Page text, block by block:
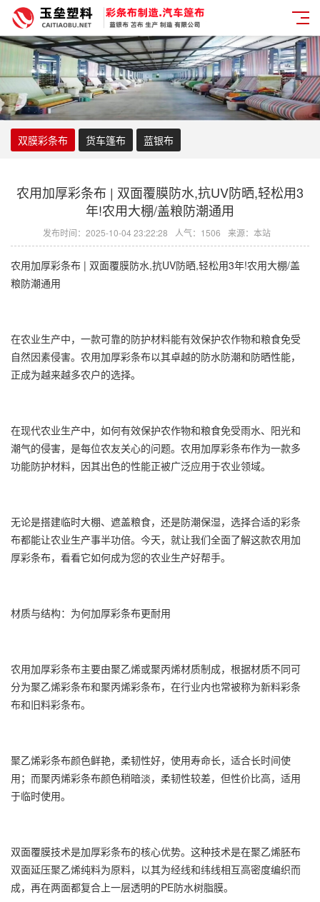
双膜彩条布 货车篷布 蓝银布
农用加厚彩条布 | 双面覆膜防水,抗UV防晒,轻松用3
年!农用大棚/盖粮防潮通用
发布时间：2025-10-04 23:22:28 人气：1506 来源：本站
农用加厚彩条布 | 双面覆膜防水,抗UV防晒,轻松用3年!农用大棚/盖
粮防潮通用
在农业生产中，一款可靠的防护材料能有效保护农作物和粮食免受
自然因素侵害。农用加厚彩条布以其卓越的防水防潮和防晒性能，
正成为越来越多农户的选择。
在现代农业生产中，如何有效保护农作物和粮食免受雨水、阳光和
潮气的侵害，是每位农友关心的问题。农用加厚彩条布作为一款多
功能防护材料，因其出色的性能正被广泛应用于农业领域。
无论是搭建临时大棚、遮盖粮食，还是防潮保湿，选择合适的彩条
布都能让农业生产事半功倍。今天，就让我们全面了解这款农用加
厚彩条布，看看它如何成为您的农业生产好帮手。
材质与结构：为何加厚彩条布更耐用
农用加厚彩条布主要由聚乙烯或聚丙烯材质制成，根据材质不同可
分为聚乙烯彩条布和聚丙烯彩条布，在行业内也常被称为新料彩条
布和旧料彩条布。
聚乙烯彩条布颜色鲜艳，柔韧性好，使用寿命长，适合长时间使
用；而聚丙烯彩条布颜色稍暗淡，柔韧性较差，但性价比高，适用
于临时使用。
双面覆膜技术是加厚彩条布的核心优势。这种技术是在聚乙烯胚布
双面延压聚乙烯纯料为原料，以其为经线和纬线相互高密度编织而
成，再在两面都复合上一层透明的PE防水树脂膜。